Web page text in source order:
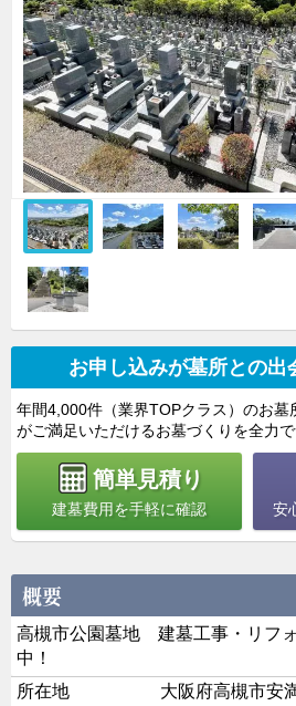
お申し込みが墓所との出
年間4,000件（業界TOPクラス）のお墓
がご満足いただけるお墓づくりを全力
簡単見積り
建墓費用を手軽に確認 安
高槻市公園墓地 建墓工事・リフ
中！
所在地
大阪府高槻市安